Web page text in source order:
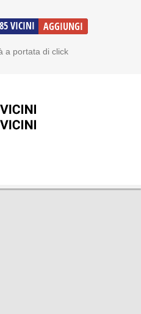
VICINI AGGIUNGI
a portata di click